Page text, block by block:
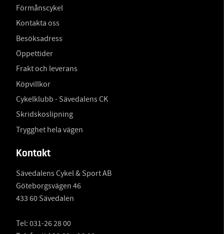
Förmånscykel
Kontakta oss
Besöksadress
Öppettider
Frakt och leverans
Köpvillkor
Cykelklubb - Sävedalens CK
Skridskoslipning
Trygghet hela vägen
Kontakt
Sävedalens Cykel & Sport AB
Göteborgsvägen 46
433 60 Sävedalen
Tel: 031-26 28 00